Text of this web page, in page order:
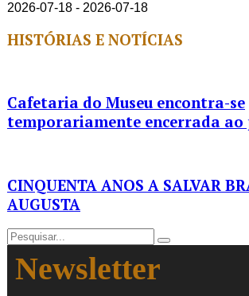
2026-07-18 - 2026-07-18
HISTÓRIAS E NOTÍCIAS
Cafetaria do Museu encontra-se
temporariamente encerrada ao
CINQUENTA ANOS A SALVAR
AUGUSTA